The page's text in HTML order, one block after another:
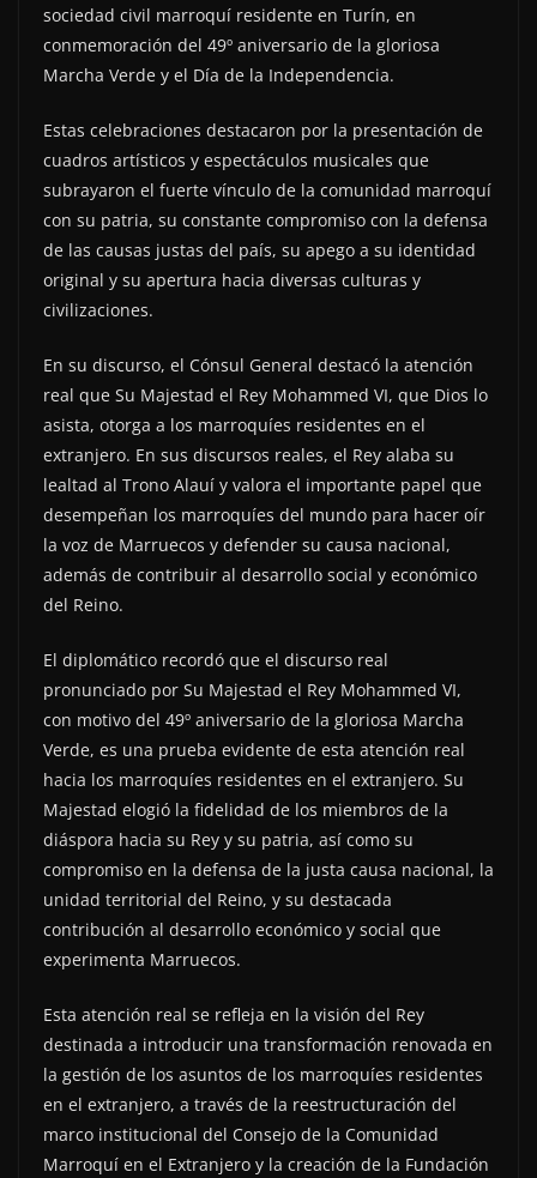
sociedad civil marroquí residente en Turín, en
conmemoración del 49º aniversario de la gloriosa
Marcha Verde y el Día de la Independencia.
Estas celebraciones destacaron por la presentación de
cuadros artísticos y espectáculos musicales que
subrayaron el fuerte vínculo de la comunidad marroquí
con su patria, su constante compromiso con la defensa
de las causas justas del país, su apego a su identidad
original y su apertura hacia diversas culturas y
civilizaciones.
En su discurso, el Cónsul General destacó la atención
real que Su Majestad el Rey Mohammed VI, que Dios lo
asista, otorga a los marroquíes residentes en el
extranjero. En sus discursos reales, el Rey alaba su
lealtad al Trono Alauí y valora el importante papel que
desempeñan los marroquíes del mundo para hacer oír
la voz de Marruecos y defender su causa nacional,
además de contribuir al desarrollo social y económico
del Reino.
El diplomático recordó que el discurso real
pronunciado por Su Majestad el Rey Mohammed VI,
con motivo del 49º aniversario de la gloriosa Marcha
Verde, es una prueba evidente de esta atención real
hacia los marroquíes residentes en el extranjero. Su
Majestad elogió la fidelidad de los miembros de la
diáspora hacia su Rey y su patria, así como su
compromiso en la defensa de la justa causa nacional, la
unidad territorial del Reino, y su destacada
contribución al desarrollo económico y social que
experimenta Marruecos.
Esta atención real se refleja en la visión del Rey
destinada a introducir una transformación renovada en
la gestión de los asuntos de los marroquíes residentes
en el extranjero, a través de la reestructuración del
marco institucional del Consejo de la Comunidad
Marroquí en el Extranjero y la creación de la Fundación